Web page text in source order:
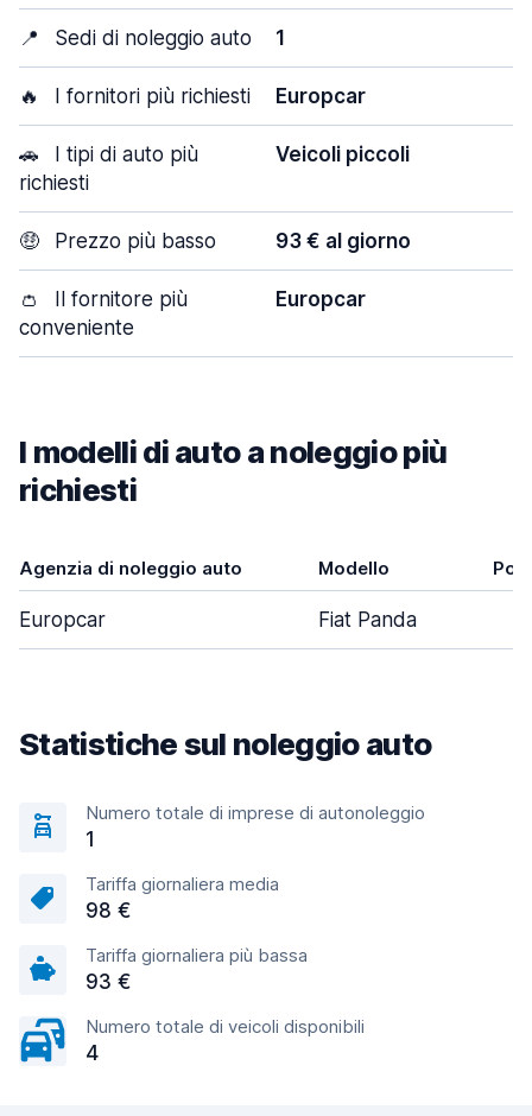
📍 Sedi di noleggio auto 1
🔥 I fornitori più richiesti Europcar
🚗
I tipi di auto più
richiesti
Veicoli piccoli
🤑 Prezzo più basso 93 € al giorno
👛
Il fornitore più
conveniente
Europcar
I modelli di auto a noleggio più
richiesti
Agenzia di noleggio auto Modello
Europcar Fiat Panda
Statistiche sul noleggio auto
Numero totale di imprese di autonoleggio
1
Tariffa giornaliera media
98 €
Tariffa giornaliera più bassa
93 €
Numero totale di veicoli disponibili
4